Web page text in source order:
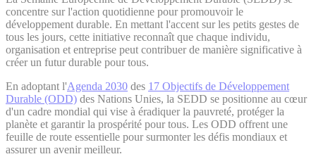
concentre sur l'action quotidienne pour promouvoir le
développement durable. En mettant l'accent sur les petits gestes de
tous les jours, cette initiative reconnaît que chaque individu,
organisation et entreprise peut contribuer de manière significative à
créer un futur durable pour tous.
En adoptant l'Agenda 2030 des 17 Objectifs de Développement
Durable (ODD) des Nations Unies, la SEDD se positionne au cœur
d'un cadre mondial qui vise à éradiquer la pauvreté, protéger la
planète et garantir la prospérité pour tous. Les ODD offrent une
feuille de route essentielle pour surmonter les défis mondiaux et
assurer un avenir meilleur.